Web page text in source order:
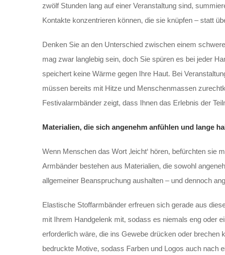
zwölf Stunden lang auf einer Veranstaltung sind,
Kontakte konzentrieren können, die sie knüpfen – statt
Denken Sie an den Unterschied zwischen einem
mag zwar langlebig sein, doch Sie spüren es bei jeder
speichert keine Wärme gegen Ihre Haut. Bei
müssen bereits mit Hitze und Menschenmassen
Festivalarmbänder zeigt, dass Ihnen das Erlebnis der
Materialien, die sich angenehm anfühlen und lange
Wenn Menschen das Wort ‚leicht‘ hören, befürchten
Armbänder bestehen aus Materialien, die sowohl
allgemeiner Beanspruchung aushalten – und dennoch
Elastische Stoffarmbänder erfreuen sich gerade aus
mit Ihrem Handgelenk mit, sodass es niemals eng oder
erforderlich wäre, die ins Gewebe drücken oder
bedruckte Motive, sodass Farben und Logos auch nach